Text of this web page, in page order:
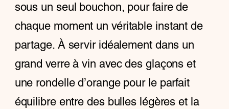
sous un seul bouchon, pour faire de
chaque moment un véritable instant de
partage. À servir idéalement dans un
grand verre à vin avec des glaçons et
une rondelle d’orange pour le parfait
équilibre entre des bulles légères et la